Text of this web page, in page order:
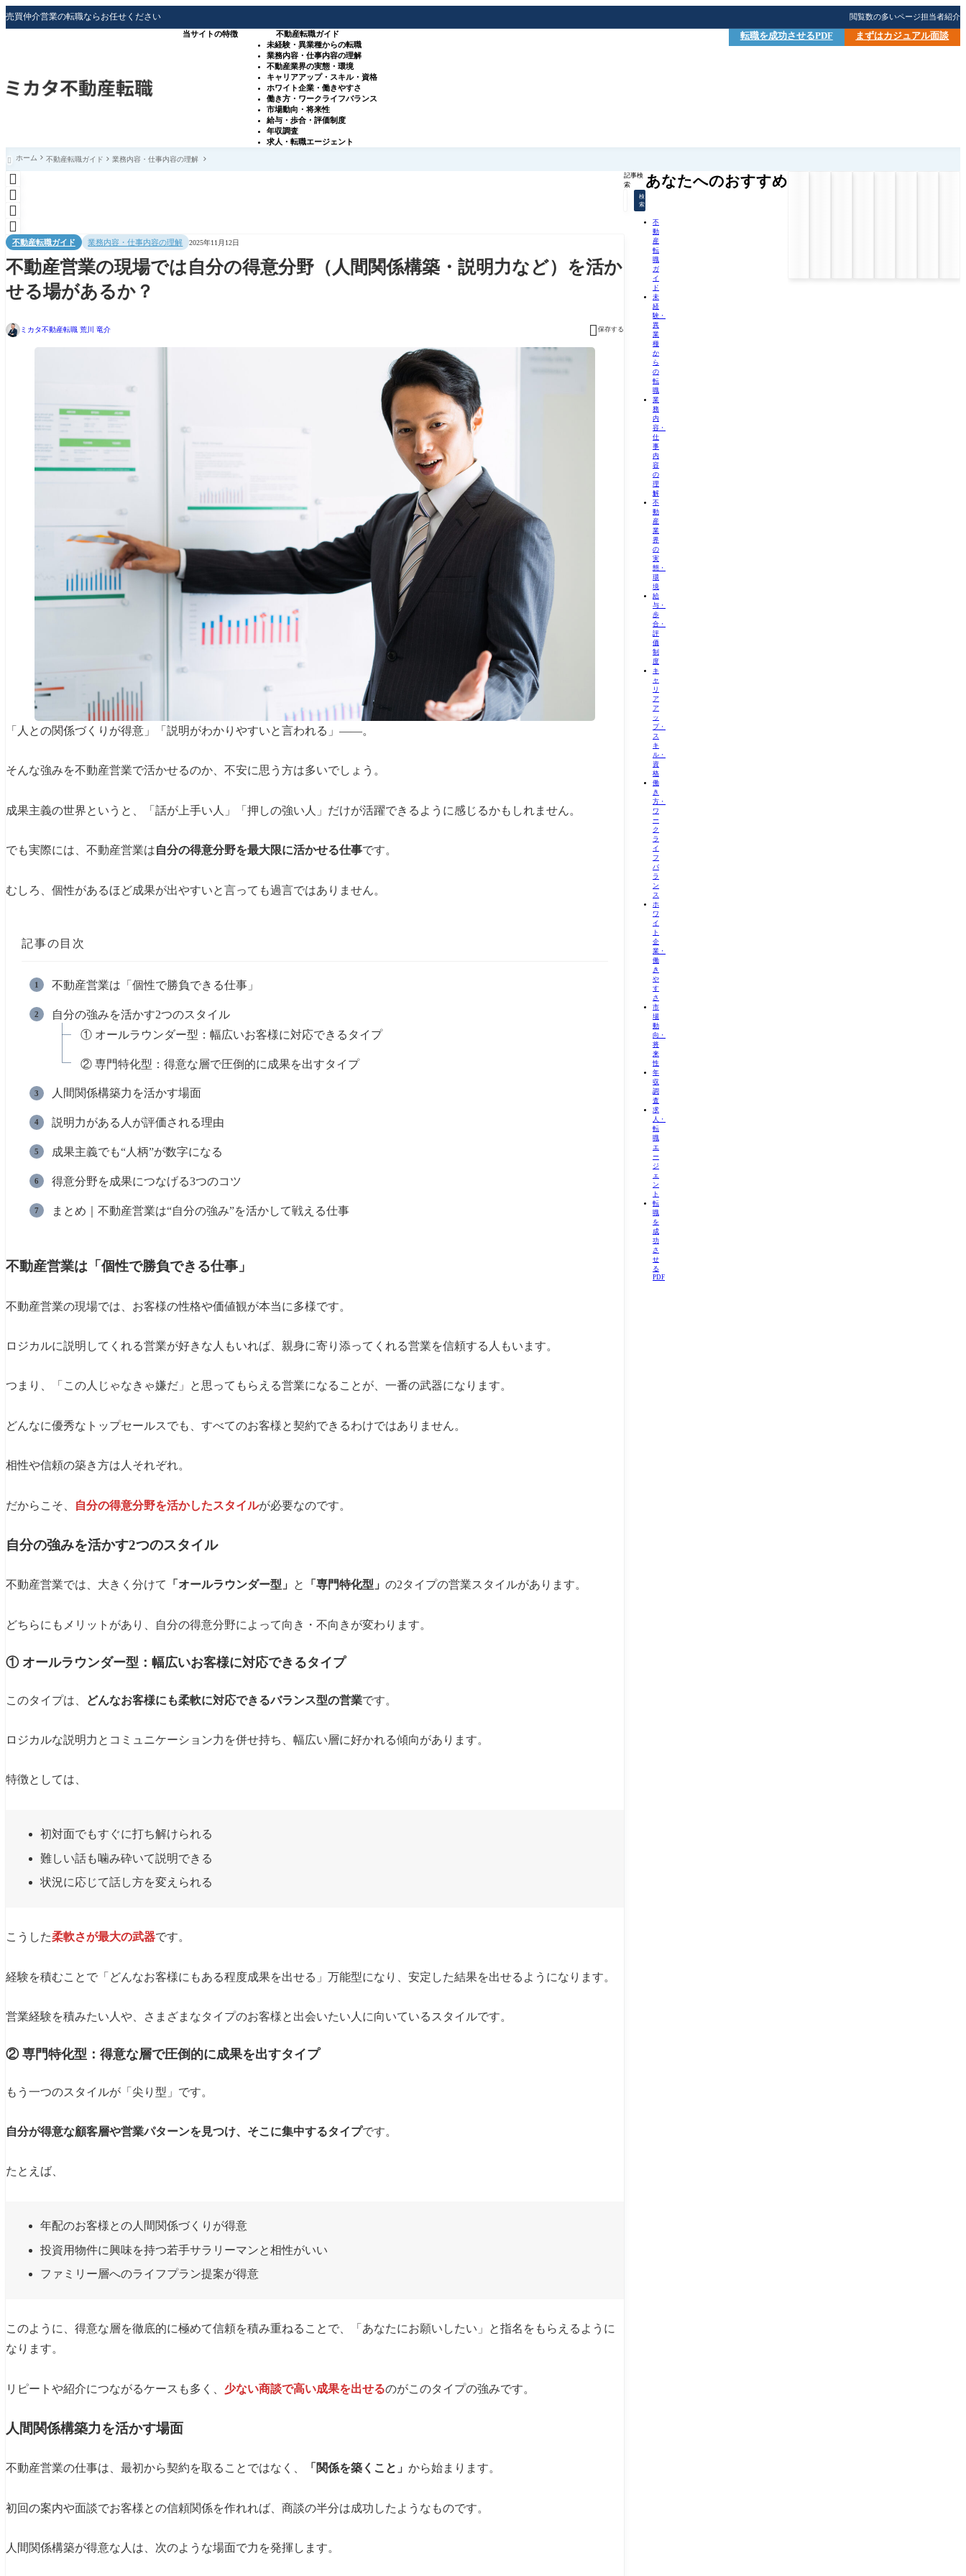
売買仲介営業の転職ならお任せください 閲覧数の多いページ担当者紹介
当サイトの特徴
不動産転職ガイド
未経験・異業種からの転職
業務内容・仕事内容の理解
不動産業界の実態・環境
キャリアアップ・スキル・資格
ホワイト企業・働きやすさ
働き方・ワークライフバランス
市場動向・将来性
給与・歩合・評価制度
年収調査
求人・転職エージェント
転職を成功させるPDF まずはカジュアル面談
 ホーム 不動産転職ガイド 業務内容・仕事内容の理解




不動産転職ガイド 業務内容・仕事内容の理解 2025年11月12日
不動産営業の現場では自分の得意分野（人間関係構築・説明力など）を活か
せる場があるか？
ミカタ不動産転職 荒川 竜介  保存する
「人との関係づくりが得意」「説明がわかりやすいと言われる」――。
そんな強みを不動産営業で活かせるのか、不安に思う方は多いでしょう。
成果主義の世界というと、「話が上手い人」「押しの強い人」だけが活躍できるように感じるかもしれません。
でも実際には、不動産営業は自分の得意分野を最大限に活かせる仕事です。
むしろ、個性があるほど成果が出やすいと言っても過言ではありません。
記事の目次
不動産営業は「個性で勝負できる仕事」
自分の強みを活かす2つのスタイル
① オールラウンダー型：幅広いお客様に対応できるタイプ
② 専門特化型：得意な層で圧倒的に成果を出すタイプ
人間関係構築力を活かす場面
説明力がある人が評価される理由
成果主義でも“人柄”が数字になる
得意分野を成果につなげる3つのコツ
まとめ｜不動産営業は“自分の強み”を活かして戦える仕事
不動産営業は「個性で勝負できる仕事」
不動産営業の現場では、お客様の性格や価値観が本当に多様です。
ロジカルに説明してくれる営業が好きな人もいれば、親身に寄り添ってくれる営業を信頼する人もいます。
つまり、「この人じゃなきゃ嫌だ」と思ってもらえる営業になることが、一番の武器になります。
どんなに優秀なトップセールスでも、すべてのお客様と契約できるわけではありません。
相性や信頼の築き方は人それぞれ。
だからこそ、 自分の得意分野を活かしたスタイルが必要なのです。
自分の強みを活かす2つのスタイル
不動産営業では、大きく分けて 「オールラウンダー型」 と 「専門特化型」 の2タイプの営業スタイルがあります。
どちらにもメリットがあり、自分の得意分野によって向き・不向きが変わります。
① オールラウンダー型：幅広いお客様に対応できるタイプ
このタイプは、 どんなお客様にも柔軟に対応できるバランス型の営業です。
ロジカルな説明力とコミュニケーション力を併せ持ち、幅広い層に好かれる傾向があります。
特徴としては、
初対面でもすぐに打ち解けられる
難しい話も噛み砕いて説明できる
状況に応じて話し方を変えられる
こうした柔軟さが最大の武器です。
経験を積むことで「どんなお客様にもある程度成果を出せる」万能型になり、安定した結果を出せるようになります。
営業経験を積みたい人や、さまざまなタイプのお客様と出会いたい人に向いているスタイルです。
② 専門特化型：得意な層で圧倒的に成果を出すタイプ
もう一つのスタイルが「尖り型」です。
自分が得意な顧客層や営業パターンを見つけ、そこに集中するタイプです。
たとえば、
年配のお客様との人間関係づくりが得意
投資用物件に興味を持つ若手サラリーマンと相性がいい
ファミリー層へのライフプラン提案が得意
このように、得意な層を徹底的に極めて信頼を積み重ねることで、「あなたにお願いしたい」と指名をもらえるように
なります。
リピートや紹介につながるケースも多く、 少ない商談で高い成果を出せるのがこのタイプの強みです。
人間関係構築力を活かす場面
不動産営業の仕事は、最初から契約を取ることではなく、 「関係を築くこと」 から始まります。
初回の案内や面談でお客様との信頼関係を作れれば、商談の半分は成功したようなものです。
人間関係構築が得意な人は、次のような場面で力を発揮します。
記事検
索
検
索
不
動
産
転
職
ガ
イ
ド
未
経
験・
異
業
種
か
ら
の
転
職
業
務
内
容・
仕
事
内
容
の
理
解
不
動
産
業
界
の
実
態・
環
境
給
与・
歩
合・
評
価
制
度
キ
ャ
リ
ア
ア
ッ
プ・
ス
キ
ル・
資
格
働
き
方・
ワ
ー
ク
ラ
イ
フ
バ
ラ
ン
ス
ホ
ワ
イ
ト
企
業・
働
き
や
す
さ
市
場
動
向・
将
来
性
年
収
調
査
求
人・
転
職
エ
ー
ジ
ェ
ン
ト
転
職
を
成
功
さ
せ
る
PDF
あなたへのおすすめ